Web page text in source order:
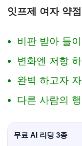
잇프제 여자 약점
비판 받아 들
변화엔 저항
완벽 하고자
다른 사람의
무료 AI 리딩 3종